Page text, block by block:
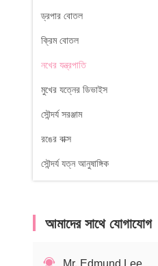
ড্রপার বোতল
ক্রিম বোতল
নখের যন্ত্রপাতি
মুখের যত্নের ডিভাইস
সৌন্দর্য সরঞ্জাম
রঙের বাক্স
সৌন্দর্য যত্ন আনুষাঙ্গিক
আমাদের সাথে যোগাযোগ
Mr. Edmund Lee